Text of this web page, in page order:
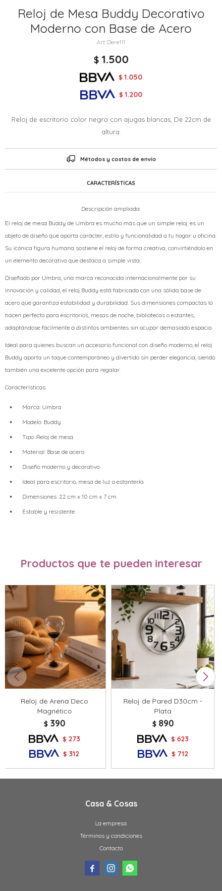
Reloj de Mesa Buddy Decorativo
Moderno con Base de Acero
Dere111
$ 1.500
$ 1.050
$ 1.200
Reloj de escritorio color negro con ajugas blancas, De 22cm de
altura.
Métodos y costos de envío
CARACTERÍSTICAS
Descripción ampliada:
El reloj de mesa Buddy de Umbra es mucho más que un simple reloj: es un
objeto de diseño que aporta carácter, estilo y funcionalidad a tu hogar u oficina.
Su icónica figura humana sostiene el reloj de forma creativa, convirtiéndolo en
un elemento decorativo que destaca a simple vista.
Diseñado por Umbra, una marca reconocida internacionalmente por su
innovación y calidad, el reloj Buddy está fabricado con una sólida base de
acero que garantiza estabilidad y durabilidad. Sus dimensiones compactas lo
hacen perfecto para escritorios, mesas de noche, bibliotecas o estantes,
adaptándose fácilmente a distintos ambientes sin ocupar demasiado espacio.
Ideal para quienes buscan un accesorio funcional con diseño moderno, el reloj
Buddy aporta un toque contemporáneo y divertido sin perder elegancia, siendo
también una excelente opción para regalar.
Características
Marca: Umbra
Modelo: Buddy
Tipo: Reloj de mesa
Material: Base de acero
Diseño moderno y decorativo
Ideal para escritorio, mesa de luz o estantería
Dimensiones: 22 cm x 10 cm x 7 cm
Estable y resistente
Productos que te pueden interesar
Reloj de Arena Deco
Magnético
$ 390
$ 273
$ 312
Reloj de Pared D30cm -
Plata
$ 890
$ 623
$ 712
Casa & Cosas
La empresa
Términos y condiciones
Contacto
  